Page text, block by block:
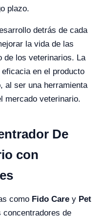
plazo.
detrás de cada
la vida de las
de los veterinarios. La
en el producto
al ser una herramienta
mercado veterinario.
De
con
como Fido Care y Pet
concentradores de